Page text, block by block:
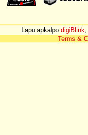
Lapu apkalpo digiBlink,
Terms &